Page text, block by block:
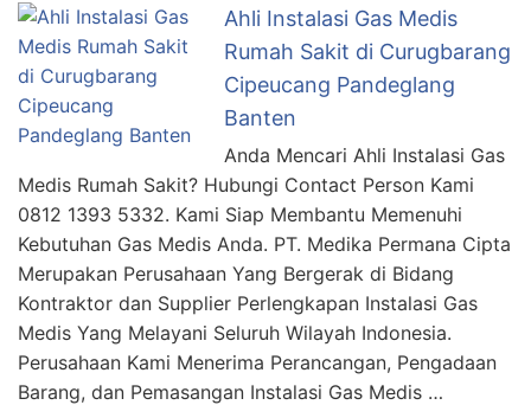
Ahli Instalasi Gas Medis
Rumah Sakit di Curugbarang
Cipeucang Pandeglang
Banten
Anda Mencari Ahli Instalasi Gas
Medis Rumah Sakit? Hubungi Contact Person Kami
0812 1393 5332. Kami Siap Membantu Memenuhi
Kebutuhan Gas Medis Anda. PT. Medika Permana Cipta
Merupakan Perusahaan Yang Bergerak di Bidang
Kontraktor dan Supplier Perlengkapan Instalasi Gas
Medis Yang Melayani Seluruh Wilayah Indonesia.
Perusahaan Kami Menerima Perancangan, Pengadaan
Barang, dan Pemasangan Instalasi Gas Medis …